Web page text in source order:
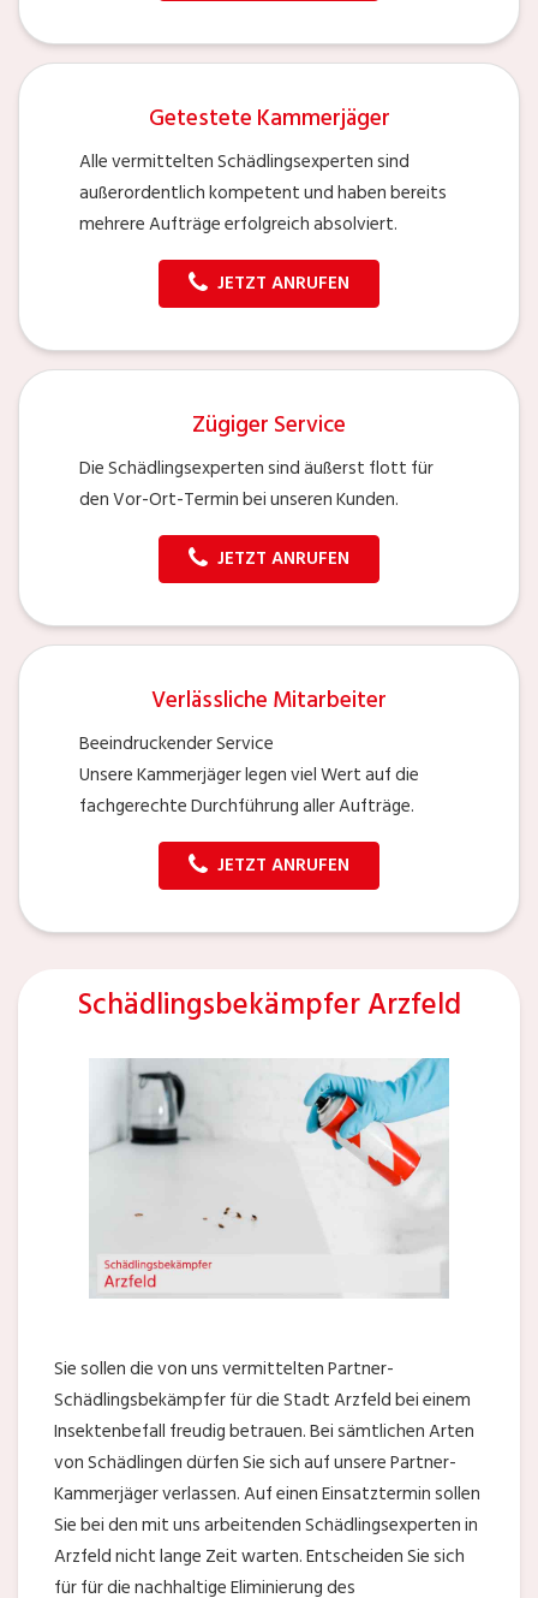
Getestete Kammerjäger
Alle vermittelten Schädlingsexperten sind
außerordentlich kompetent und haben bereits
mehrere Aufträge erfolgreich absolviert.
JETZT ANRUFEN
Zügiger Service
Die Schädlingsexperten sind äußerst flott für
den Vor-Ort-Termin bei unseren Kunden.
JETZT ANRUFEN
Verlässliche Mitarbeiter
Beeindruckender Service
Unsere Kammerjäger legen viel Wert auf die
fachgerechte Durchführung aller Aufträge.
JETZT ANRUFEN
Schädlingsbekämpfer Arzfeld
Sie sollen die von uns vermittelten Partner-
Schädlingsbekämpfer für die Stadt Arzfeld bei einem
Insektenbefall freudig betrauen. Bei sämtlichen Arten
von Schädlingen dürfen Sie sich auf unsere Partner-
Kammerjäger verlassen. Auf einen Einsatztermin sollen
Sie bei den mit uns arbeitenden Schädlingsexperten in
Arzfeld nicht lange Zeit warten. Entscheiden Sie sich
für für die nachhaltige Eliminierung des